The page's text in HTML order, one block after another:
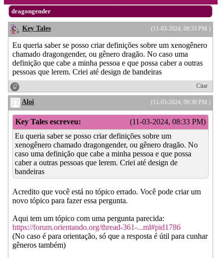
dragongender
(11-03-2024, 08:33 PM )
Key Tales
Eu queria saber se posso criar definições sobre um xenogênero
chamado dragongender, ou gênero dragão. No caso uma
definição que cabe a minha pessoa e que possa caber a outras
pessoas que lerem. Criei até design de bandeiras
Citar
(11-03-2024, 09:30 PM )
Aloi
(11-03-2024, 08:33 PM)
Key Tales escreveu:
Eu queria saber se posso criar definições sobre um
xenogênero chamado dragongender, ou gênero dragão. No
caso uma definição que cabe a minha pessoa e que possa
caber a outras pessoas que lerem. Criei até design de
bandeiras
Acredito que você está no tópico errado. Você pode criar um
novo tópico para fazer essa pergunta.
Aqui tem um tópico com uma pergunta parecida:
https://forum.orientando.org/thread-361-...ml#pid1786
(No caso é para orientação, só que a resposta é útil para cunhar
gêneros também)